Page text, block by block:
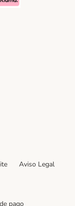
Method
Method
Payment Method
Aviso Legal
pago